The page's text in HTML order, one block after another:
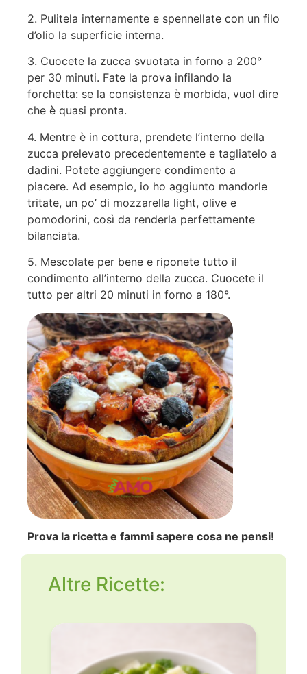
2. Pulitela internamente e spennellate con un filo
d’olio la superficie interna.
3. Cuocete la zucca svuotata in forno a 200°
per 30 minuti. Fate la prova infilando la
forchetta: se la consistenza è morbida, vuol dire
che è quasi pronta.
4. Mentre è in cottura, prendete l’interno della
zucca prelevato precedentemente e tagliatelo a
dadini. Potete aggiungere condimento a
piacere. Ad esempio, io ho aggiunto mandorle
tritate, un po’ di mozzarella light, olive e
pomodorini, così da renderla perfettamente
bilanciata.
5. Mescolate per bene e riponete tutto il
condimento all’interno della zucca. Cuocete il
tutto per altri 20 minuti in forno a 180°.
Prova la ricetta e fammi sapere cosa ne pensi!
Altre Ricette: